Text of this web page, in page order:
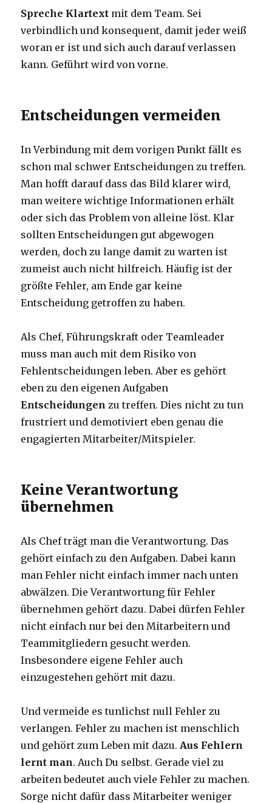
Spreche Klartext mit dem Team. Sei
verbindlich und konsequent, damit jeder weiß
woran er ist und sich auch darauf verlassen
kann. Geführt wird von vorne.
Entscheidungen vermeiden
In Verbindung mit dem vorigen Punkt fällt es
schon mal schwer Entscheidungen zu treffen.
Man hofft darauf dass das Bild klarer wird,
man weitere wichtige Informationen erhält
oder sich das Problem von alleine löst. Klar
sollten Entscheidungen gut abgewogen
werden, doch zu lange damit zu warten ist
zumeist auch nicht hilfreich. Häufig ist der
größte Fehler, am Ende gar keine
Entscheidung getroffen zu haben.
Als Chef, Führungskraft oder Teamleader
muss man auch mit dem Risiko von
Fehlentscheidungen leben. Aber es gehört
eben zu den eigenen Aufgaben
Entscheidungen zu treffen. Dies nicht zu tun
frustriert und demotiviert eben genau die
engagierten Mitarbeiter/Mitspieler.
Keine Verantwortung
übernehmen
Als Chef trägt man die Verantwortung. Das
gehört einfach zu den Aufgaben. Dabei kann
man Fehler nicht einfach immer nach unten
abwälzen. Die Verantwortung für Fehler
übernehmen gehört dazu. Dabei dürfen Fehler
nicht einfach nur bei den Mitarbeitern und
Teammitgliedern gesucht werden.
Insbesondere eigene Fehler auch
einzugestehen gehört mit dazu.
Und vermeide es tunlichst null Fehler zu
verlangen. Fehler zu machen ist menschlich
und gehört zum Leben mit dazu.Aus Fehlern
lernt man. Auch Du selbst. Gerade viel zu
arbeiten bedeutet auch viele Fehler zu machen.
Sorge nicht dafür dass Mitarbeiter weniger